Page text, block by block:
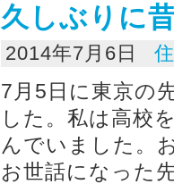
久しぶりに
2014年7月6日
7月5日に東京の
した。私は高校
んでいました。
お世話になった